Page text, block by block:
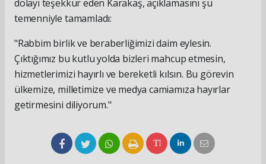
dolayı teşekkür eden Karakaş, açıklamasını şu
temenniyle tamamladı:
"Rabbim birlik ve beraberliğimizi daim eylesin.
Çıktığımız bu kutlu yolda bizleri mahcup etmesin,
hizmetlerimizi hayırlı ve bereketli kılsın. Bu görevin
ülkemize, milletimize ve medya camiamıza hayırlar
getirmesini diliyorum."